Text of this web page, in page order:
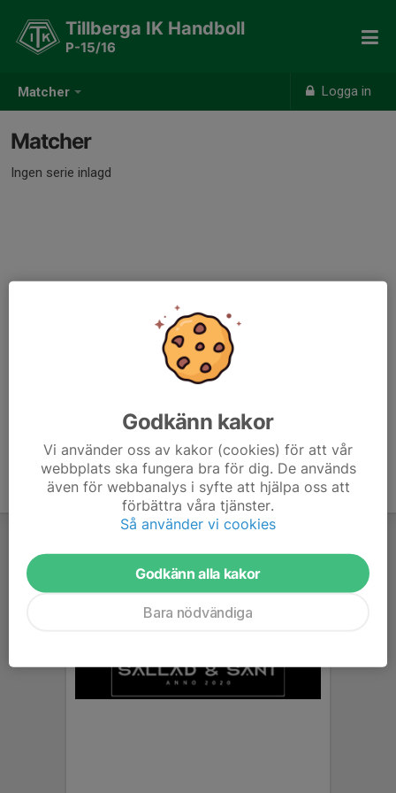
Matcher Logga in
Tillberga IK Handboll
P-15/16
Matcher
Ingen serie inlagd
Godkänn kakor
Vi använder oss av kakor (cookies) för att vår
webbplats ska fungera bra för dig. De används
även för webbanalys i syfte att hjälpa oss att
förbättra våra tjänster.
Så använder vi cookies
Godkänn alla kakor
Bara nödvändiga